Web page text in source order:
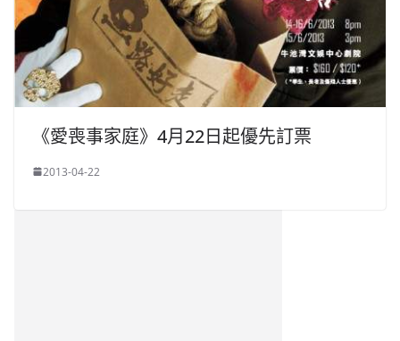
《愛喪事家庭》4月22日起優先訂票
2013-04-22